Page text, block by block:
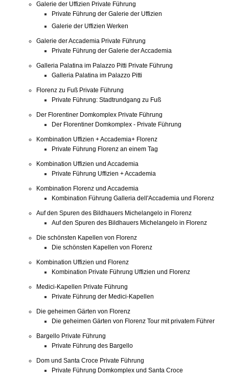
Galerie der Uffizien Private Führung
Private Führung der Galerie der Uffizien
Galerie der Uffizien Werken
Galerie der Accademia Private Führung
Private Führung der Galerie der Accademia
Galleria Palatina im Palazzo Pitti Private Führung
Galleria Palatina im Palazzo Pitti
Florenz zu Fuß Private Führung
Private Führung: Stadtrundgang zu Fuß
Der Florentiner Domkomplex Private Führung
Der Florentiner Domkomplex - Private Führung
Kombination Uffizien + Accademia+ Florenz
Private Führung Florenz an einem Tag
Kombination Uffizien und Accademia
Private Führung Uffizien + Accademia
Kombination Florenz und Accademia
Kombination Führung Galleria dell'Accademia und Florenz
Auf den Spuren des Bildhauers Michelangelo in Florenz
Auf den Spuren des Bildhauers Michelangelo in Florenz
Die schönsten Kapellen von Florenz
Die schönsten Kapellen von Florenz
Kombination Uffizien und Florenz
Kombination Private Führung Uffizien und Florenz
Medici-Kapellen Private Führung
Private Führung der Medici-Kapellen
Die geheimen Gärten von Florenz
Die geheimen Gärten von Florenz Tour mit privatem Führer
Bargello Private Führung
Private Führung des Bargello
Dom und Santa Croce Private Führung
Private Führung Domkomplex und Santa Croce